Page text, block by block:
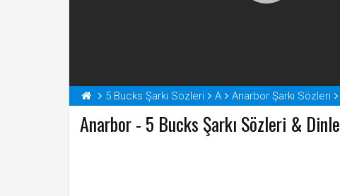
5 Bucks Şarkı Sözleri A Anarbor Şarkı Sözleri
Anarbor - 5 Bucks Şarkı Sözleri & Dinle